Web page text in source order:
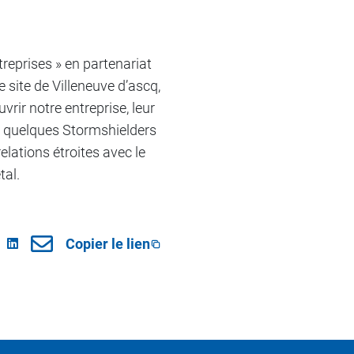
» en partenariat
de Villeneuve d’ascq,
notre entreprise, leur
Stormshielders
étroites avec le
Copier le lien